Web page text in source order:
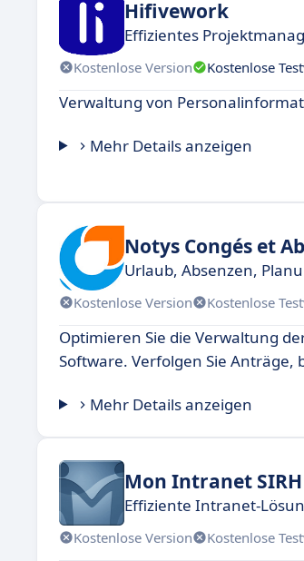
Hifivework
Effizientes
Kostenlose Version Kostenlose
Verwaltung von
Mehr Details anzeigen
Notys Congés et
Urlaub, Absenzen,
Kostenlose Version Kostenlose
Optimieren Sie die Verwaltung
Software. Verfolgen Sie
Mehr Details anzeigen
Mon Intranet SIRH
Effiziente Intranet-
Kostenlose Version Kostenlose